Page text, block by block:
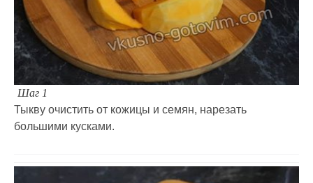
Шаг 1
Тыкву очистить от кожицы и семян, нарезать
большими кусками.